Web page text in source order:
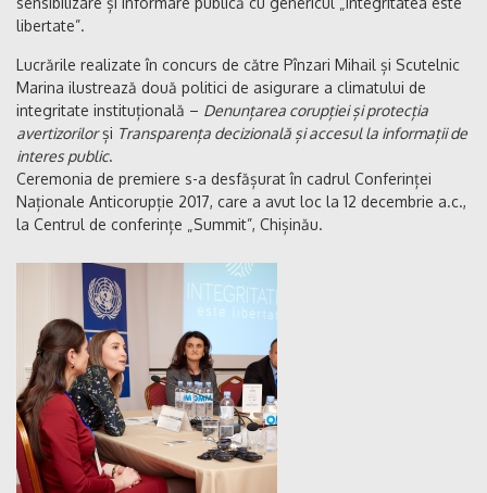
libertate”.
Lucrările realizate în concurs de către Pînzari Mihail și Scutelnic
Marina ilustrează două politici de asigurare a climatului de
integritate instituțională – Denunțarea corupției și protecția
avertizorilorși Transparența decizională și accesul la informații de
interes public.
Ceremonia de premiere s-a desfășurat în cadrul Conferinței
Naționale Anticorupție 2017, care a avut loc la 12 decembrie a.c.,
la Centrul de conferințe „Summit”, Chișinău.